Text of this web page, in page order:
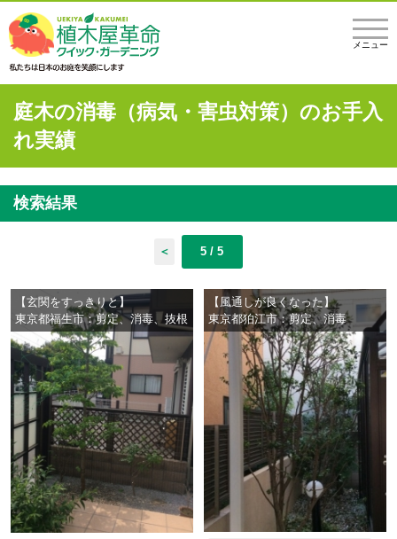
メニュー
庭木の消毒（病気・害虫対策）のお手入
れ実績
検索結果
＜ 5 / 5
【玄関をすっきりと】
東京都福生市：剪定、消毒、抜根
【風通しが良くなった】
東京都狛江市：剪定、消毒